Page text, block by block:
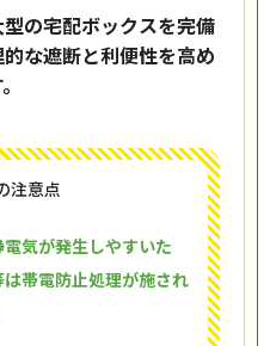
の宅配ボックスを完備
な遮断と利便性を高め
注意点
気が発生しやすいた
帯電防止処理が施され